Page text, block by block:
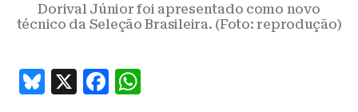
Dorival Júnior foi apresentado como novo
técnico da Seleção Brasileira. (Foto: reprodução)
B
X
F